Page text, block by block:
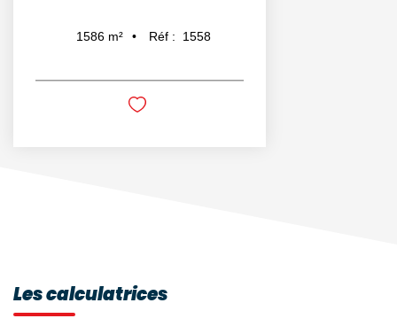
1586 m² Réf : 1558
Les calculatrices